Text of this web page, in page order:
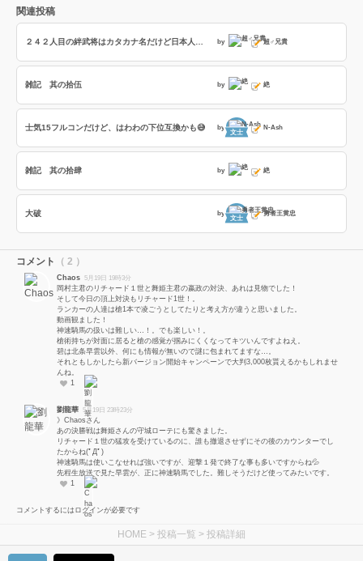
関連投稿
by 超♂兄貴
雑記 其の拾伍 by 絶
士気15フルコンだけど、はわわの下位互換かも😅 by
文士
N-Ash
雑記 其の拾肆 by 絶
大破 by
文士
勇者王黄忠
コメント （ 2 ）
Chaos 5月19日 19時3分
岡村主君のリチャード１世と舞姫主君の嬴政の対決、あれは見物でした！
そして今日の頂上対決もリチャード1世！。
ランカーの人達は槍1本で凌ごうとしてたりと考え方が違うと思いました。
動画観ました！
神速騎馬の扱いは難しい…！。でも楽しい！。
槍術持ちが対面に居ると槍の感覚が掴みにくくなってキツいんですよねえ。
碧は北条早雲以外、何にも情報が無いので謎に包まれてますな…。
それともしかしたら新バージョン開始キャンペーンで大判3,000枚貰えるかもしれませ
んね。
1
劉龍華 5月19日 23時23分
》Chaosさん
あの決勝戦は舞姫さんの守城ローテにも驚きました。
リチャード１世の猛攻を受けているのに、誰も撤退させずにその後のカウンターでし
たからね(ﾟДﾟ)
神速騎馬は使いこなせれば強いですが、迎撃１発で終了な事も多いですからね💦
先程生放送で見た早雲が、正に神速騎馬でした。難しそうだけど使ってみたいです。
1
コメントするにはログインが必要です
HOME > 投稿一覧 > 投稿詳細